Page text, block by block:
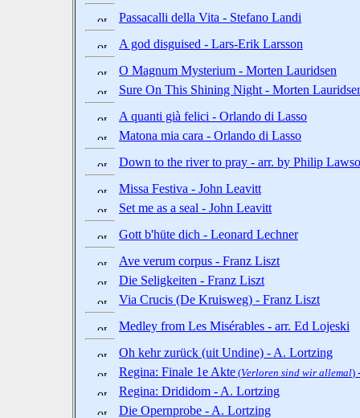
Passacalli della Vita - Stefano Landi
A god disguised - Lars-Erik Larsson
O Magnum Mysterium - Morten Lauridsen
Sure On This Shining Night - Morten
A quanti già felici - Orlando di Lasso
Matona mia cara - Orlando di Lasso
Down to the river to pray - arr. by Philip
Missa Festiva - John Leavitt
Set me as a seal - John Leavitt
Gott b'hüte dich - Leonard Lechner
Ave verum corpus - Franz Liszt
Die Seligkeiten - Franz Liszt
Via Crucis (De Kruisweg) - Franz Liszt
Medley from Les Misérables - arr. Ed Lojeski
Oh kehr zurück (uit Undine) - A. Lortzing
Regina: Finale 1e Akte (Verloren sind wir allemal)
Regina: Drididom - A. Lortzing
Die Opernprobe - A. Lortzing